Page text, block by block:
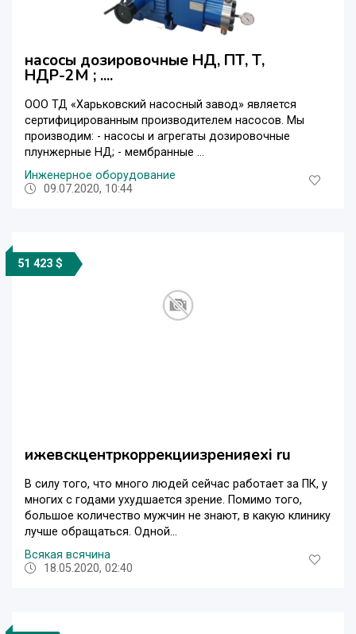
насосы дозировочные НД, ПТ, Т,
НДР-2М ; ....
ООО ТД «Харьковский насосный завод» является
сертифицированным производителем насосов. Мы
производим: - насосы и агрегаты дозировочные
плунжерные НД; - мембранные ...
Инженерное оборудование
09.07.2020, 10:44
51 423 $
ижевскцентркоррекциизренияexi ru
В силу того, что много людей сейчас работает за ПК, у
многих с годами ухудшается зрение. Помимо того,
большое количество мужчин не знают, в какую клинику
лучше обращаться. Одной...
Всякая всячина
18.05.2020, 02:40